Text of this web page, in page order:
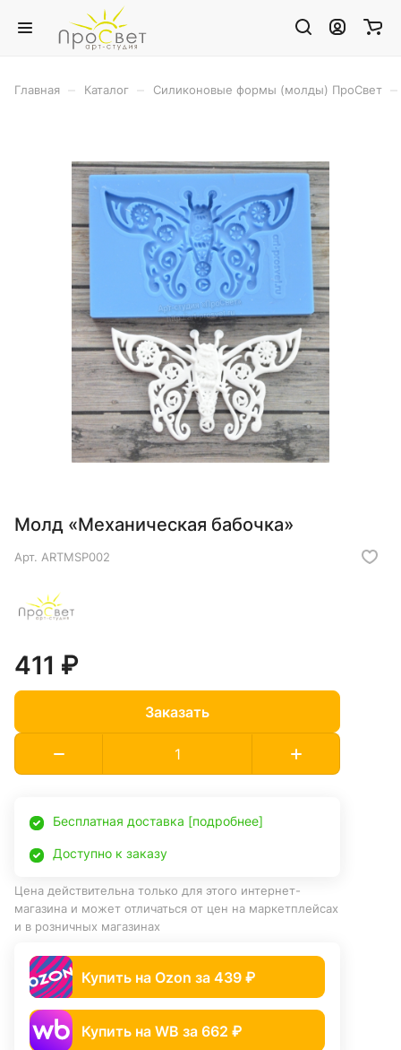
Главная Каталог Силиконовые формы (молды) ПроСвет
Молд «Механическая бабочка»
Арт. ARTMSP002
411 ₽
Заказать
Бесплатная доставка [подробнее]
Доступно к заказу
Цена действительна только для этого интернет-
магазина и может отличаться от цен на маркетплейсах
и в розничных магазинах
Купить на Ozon за 439 ₽
Купить на WB за 662 ₽